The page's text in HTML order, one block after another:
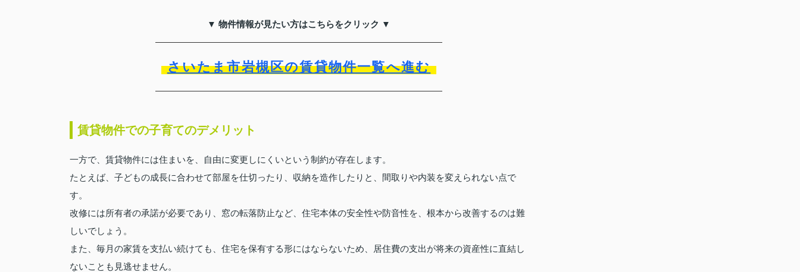
▼ 物件情報が見たい方はこちらをクリック ▼
さいたま市岩槻区の賃貸物件一覧へ進む
賃貸物件での子育てのデメリット
一方で、賃貸物件には住まいを、自由に変更しにくいという制約が存在します。
たとえば、子どもの成長に合わせて部屋を仕切ったり、収納を造作したりと、間取りや内装を変えられない点で
す。
改修には所有者の承諾が必要であり、窓の転落防止など、住宅本体の安全性や防音性を、根本から改善するのは難
しいでしょう。
また、毎月の家賃を支払い続けても、住宅を保有する形にはならないため、居住費の支出が将来の資産性に直結し
ないことも見逃せません。